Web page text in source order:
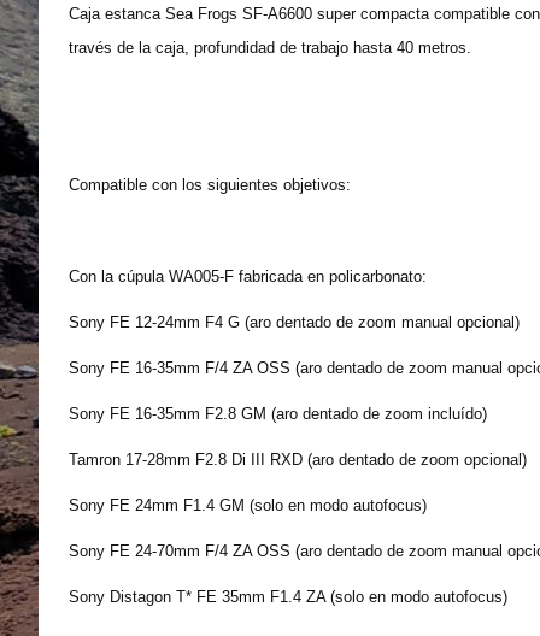
Caja estanca Sea Frogs SF-A6600 super compacta compatible
través de la caja, profundidad de trabajo hasta 40 metros.
Compatible con los siguientes objetivos:
Con la cúpula WA005-F fabricada en policarbonato:
Sony FE 12-24mm F4 G (aro dentado de zoom manual opcional)
Sony FE 16-35mm F/4 ZA OSS (aro dentado de zoom manual
Sony FE 16-35mm F2.8 GM (aro dentado de zoom incluído)
Tamron 17-28mm F2.8 Di III RXD (aro dentado de zoom opcional)
Sony FE 24mm F1.4 GM (solo en modo autofocus)
Sony FE 24-70mm F/4 ZA OSS (aro dentado de zoom manual
Sony Distagon T* FE 35mm F1.4 ZA (solo en modo autofocus)